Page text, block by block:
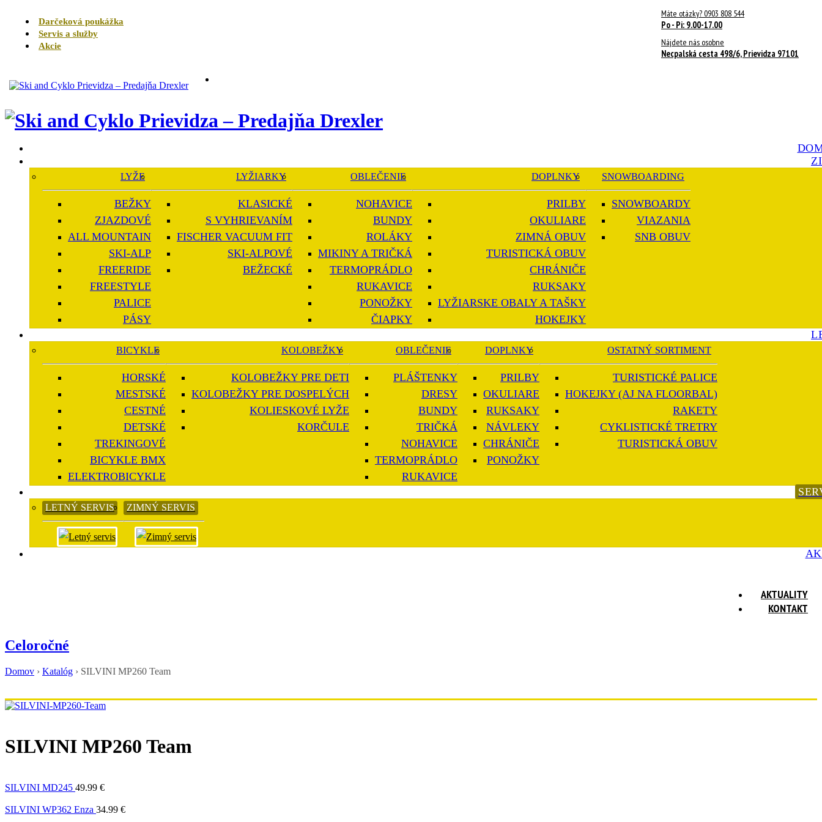
Darčeková poukážka
Servis a služby
Akcie
Máte otázky? 0903 808 544
Po - Pi: 9.00-17.00
Nájdete nás osobne
Necpalská cesta 498/6, Prievidza 97101
LYŽE
BEŽKY
ZJAZDOVÉ
ALL MOUNTAIN
SKI-ALP
FREERIDE
FREESTYLE
PALICE
PÁSY
LYŽIARKY
KLASICKÉ
S VYHRIEVANÍM
FISCHER VACUUM FIT
SKI-ALPOVÉ
BEŽECKÉ
OBLEČENIE
NOHAVICE
BUNDY
ROLÁKY
MIKINY A TRIČKÁ
TERMOPRÁDLO
RUKAVICE
PONOŽKY
ČIAPKY
DOPLNKY
PRILBY
OKULIARE
ZIMNÁ OBUV
TURISTICKÁ OBUV
CHRÁNIČE
RUKSAKY
LYŽIARSKE OBALY A TAŠKY
HOKEJKY
SNOWBOARDING
SNOWBOARDY
VIAZANIA
SNB OBUV
BICYKLE
HORSKÉ
MESTSKÉ
CESTNÉ
DETSKÉ
TREKINGOVÉ
BICYKLE BMX
ELEKTROBICYKLE
KOLOBEŽKY
KOLOBEŽKY PRE DETI
KOLOBEŽKY PRE DOSPELÝCH
KOLIESKOVÉ LYŽE
KORČULE
OBLEČENIE
PLÁŠTENKY
DRESY
BUNDY
TRIČKÁ
NOHAVICE
TERMOPRÁDLO
RUKAVICE
DOPLNKY
PRILBY
OKULIARE
RUKSAKY
NÁVLEKY
CHRÁNIČE
PONOŽKY
OSTATNÝ SORTIMENT
TURISTICKÉ PALICE
HOKEJKY (AJ NA FLOORBAL)
RAKETY
CYKLISTICKÉ TRETRY
TURISTICKÁ OBUV
LETNÝ SERVIS ZIMNÝ SERVIS
AKTUALITY
KONTAKT
Celoročné
Domov › Katalóg › SILVINI MP260 Team
SILVINI MP260 Team
SILVINI MD245 49.99 €
SILVINI WP362 Enza 34.99 €